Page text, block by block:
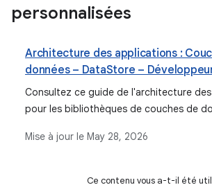
personnalisées
Architecture des applications :
données – DataStore –
Consultez ce guide de l'architecture
pour les bibliothèques de couches de
Proto DataStore, sur la configuration et
Mise à jour le May 28, 2026
Ce contenu vous a-t-il été